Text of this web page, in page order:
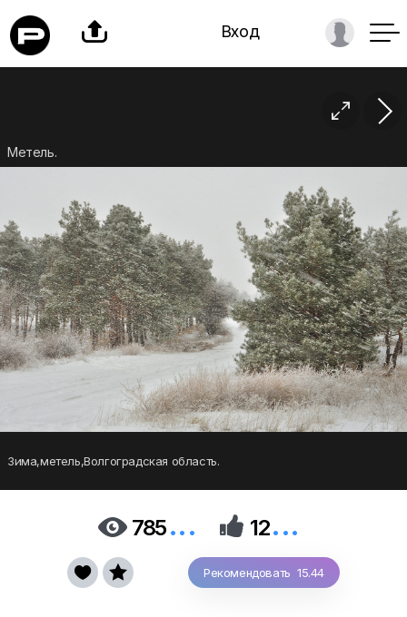
 Вход

Метель.
Зима,метель,Волгоградская область.
 785...  12...
Рекомендовать 15.44
 